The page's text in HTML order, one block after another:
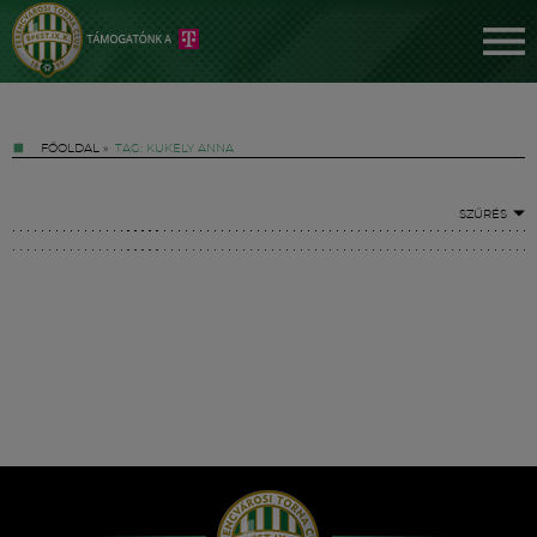
FŐOLDAL » TAG: KUKELY ANNA
SZŰRÉS
Hírek